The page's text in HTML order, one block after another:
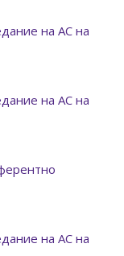
на АС на
на АС на
на АС на